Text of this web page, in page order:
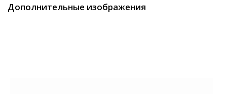
Дополнительные изображения